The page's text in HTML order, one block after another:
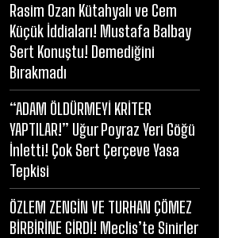
Rasim Ozan Kütahyalı ve Cem
Küçük İddiaları! Mustafa Balbay
Sert Konuştu! Demediğini
Bırakmadı
“ADAM ÖLDÜRMEYİ KRİTER
YAPTILAR!” Uğur Poyraz Yeri Göğü
İnletti! Çok Sert Çerçeve Yasa
Tepkisi
ÖZLEM ZENGİN VE TURHAN ÇÖMEZ
BİRBİRİNE GİRDİ! Meclis’te Sinirler